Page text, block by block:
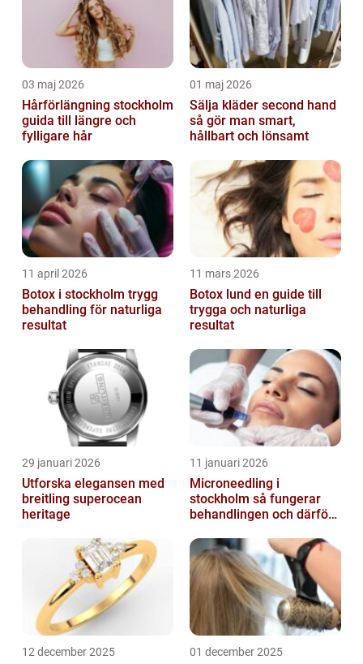
03 maj 2026
Hårförlängning stockholm
guida till längre och
fylligare hår
01 maj 2026
Sälja kläder second hand
så gör man smart,
hållbart och lönsamt
11 april 2026
Botox i stockholm trygg
behandling för naturliga
resultat
11 mars 2026
Botox lund en guide till
trygga och naturliga
resultat
29 januari 2026
Utforska elegansen med
breitling superocean
heritage
11 januari 2026
Microneedling i
stockholm så fungerar
behandlingen och därför
12 december 2025 01 december 2025